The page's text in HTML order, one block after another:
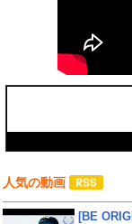
人気の動画
[BE